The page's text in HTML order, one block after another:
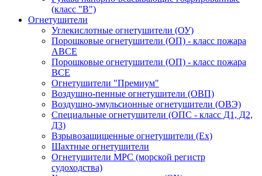
(класс "В")
Огнетушители
Углекислотные огнетушители (ОУ)
Порошковые огнетушители (ОП) - класс пожара
АВСЕ
Порошковые огнетушители (ОП) - класс пожара
ВСЕ
Огнетушители "Премиум"
Воздушно-пенные огнетушители (ОВП)
Воздушно-эмульсионные огнетушители (ОВЭ)
Специальные огнетушители (ОПС - класс Д1, Д2,
Д3)
Взрывозащищенные огнетушители (Ex)
Шахтные огнетушители
Огнетушители МРС (морской регистр
судоходства)